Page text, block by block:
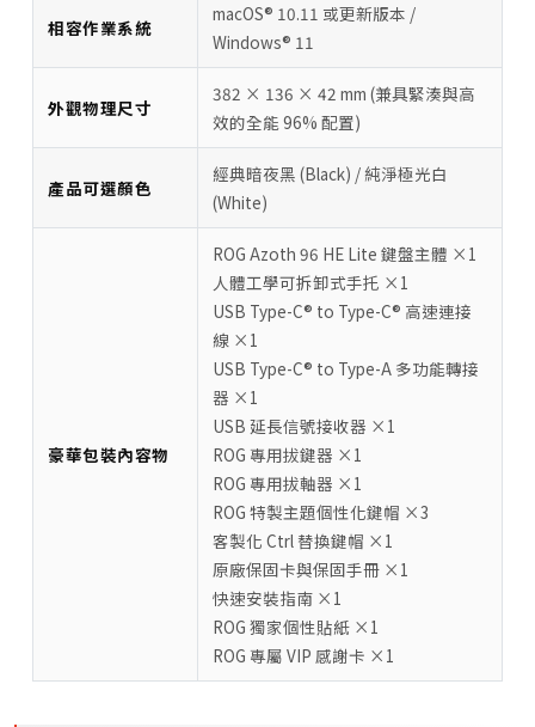
相容作業系統
macOS® 10.11 或更新版本 /
Windows® 11
外觀物理尺寸
382 × 136 × 42 mm (兼具緊湊與高
效的全能 96% 配置)
產品可選顏色
經典暗夜黑 (Black) / 純淨極光白
(White)
豪華包裝內容物
ROG Azoth 96 HE Lite 鍵盤主體 ×1
人體工學可拆卸式手托 ×1
USB Type-C® to Type-C® 高速連接
線 ×1
USB Type-C® to Type-A 多功能轉接
器 ×1
USB 延長信號接收器 ×1
ROG 專用拔鍵器 ×1
ROG 專用拔軸器 ×1
ROG 特製主題個性化鍵帽 ×3
客製化 Ctrl 替換鍵帽 ×1
原廠保固卡與保固手冊 ×1
快速安裝指南 ×1
ROG 獨家個性貼紙 ×1
ROG 專屬 VIP 感謝卡 ×1